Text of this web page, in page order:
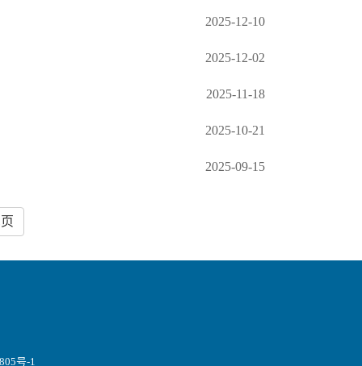
2025-12-10
2025-12-02
2025-11-18
2025-10-21
2025-09-15
号-1